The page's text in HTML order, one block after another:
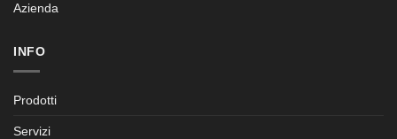
Azienda
INFO
Prodotti
Servizi